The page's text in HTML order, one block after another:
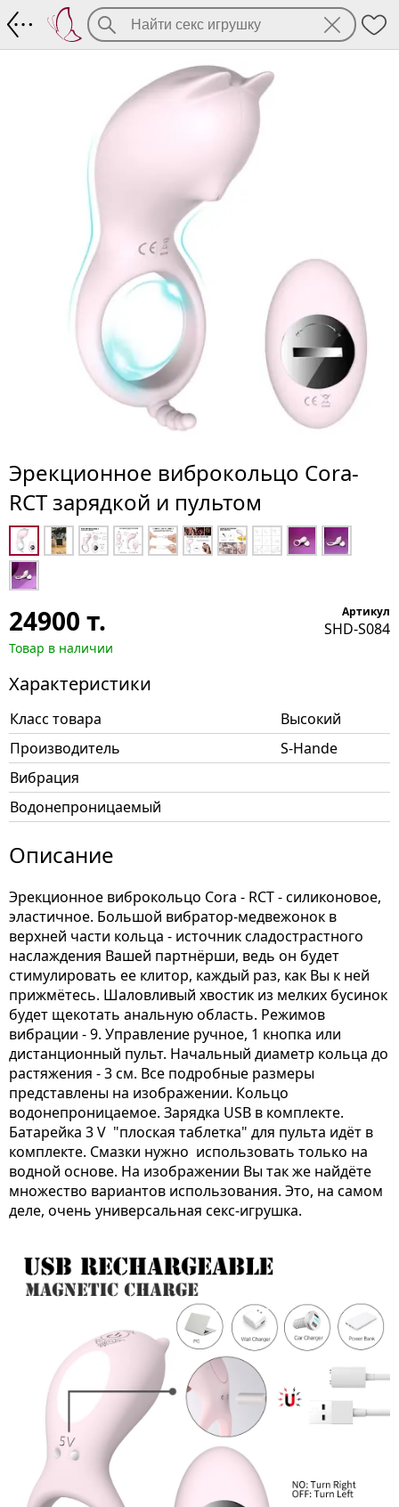
Эрекционное виброкольцо Cora-
RCT зарядкой и пультом
24900 т.
Товар в наличии
Артикул
SHD-S084
Характеристики
Класс товара
Высокий
Производитель
S-Hande
Вибрация
Водонепроницаемый
Описание
Эрекционное виброкольцо Cora - RCT - силиконовое,
эластичное. Большой вибратор-медвежонок в
верхней части кольца - источник сладострастного
наслаждения Вашей партнёрши, ведь он будет
стимулировать ее клитор, каждый раз, как Вы к ней
прижмётесь. Шаловливый хвостик из мелких бусинок
будет щекотать анальную область. Режимов
вибрации - 9. Управление ручное, 1 кнопка или
дистанционный пульт. Начальный диаметр кольца до
растяжения - 3 см. Все подробные размеры
представлены на изображении. Кольцо
водонепроницаемое. Зарядка USB в комплекте.
Батарейка 3 V "плоская таблетка" для пульта идёт в
комплекте. Смазки нужно использовать только на
водной основе. На изображении Вы так же найдёте
множество вариантов использования. Это, на самом
деле, очень универсальная секс-игрушка.
Эрекционное виброкольцо Cora-RCT